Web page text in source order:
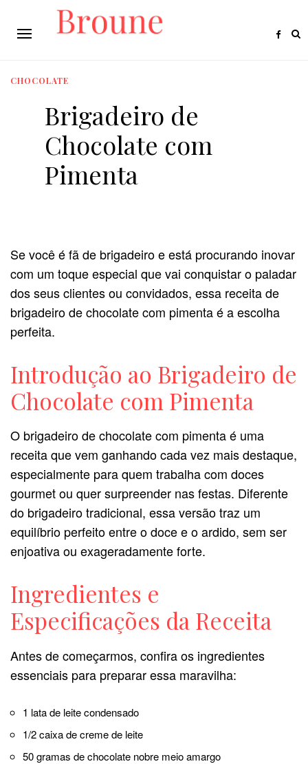
CHOCOLATE
Brigadeiro de
Chocolate com
Pimenta
Se você é fã de brigadeiro e está procurando inovar
com um toque especial que vai conquistar o paladar
dos seus clientes ou convidados, essa receita de
brigadeiro de chocolate com pimenta é a escolha
perfeita.
Introdução ao Brigadeiro de
Chocolate com Pimenta
O brigadeiro de chocolate com pimenta é uma
receita que vem ganhando cada vez mais destaque,
especialmente para quem trabalha com doces
gourmet ou quer surpreender nas festas. Diferente
do brigadeiro tradicional, essa versão traz um
equilíbrio perfeito entre o doce e o ardido, sem ser
enjoativa ou exageradamente forte.
Ingredientes e
Especificações da Receita
Antes de começarmos, confira os ingredientes
essenciais para preparar essa maravilha:
1 lata de leite condensado
1/2 caixa de creme de leite
50 gramas de chocolate nobre meio amargo